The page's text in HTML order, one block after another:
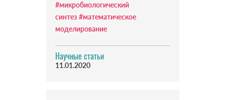
#микробиологический
синтез #математическое
моделирование
Научные статьи
11.01.2020